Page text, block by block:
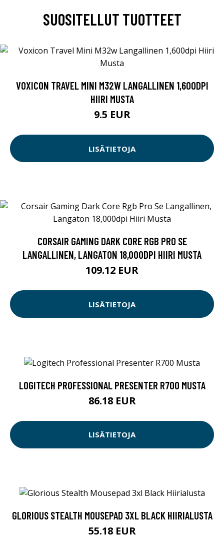
SUOSITELLUT TUOTTEET
VOXICON TRAVEL MINI M32W LANGALLINEN 1,600DPI
HIIRI MUSTA
9.5 EUR
LISÄTIETOJA
CORSAIR GAMING DARK CORE RGB PRO SE
LANGALLINEN, LANGATON 18,000DPI HIIRI MUSTA
109.12 EUR
LISÄTIETOJA
LOGITECH PROFESSIONAL PRESENTER R700 MUSTA
86.18 EUR
LISÄTIETOJA
GLORIOUS STEALTH MOUSEPAD 3XL BLACK HIIRIALUSTA
55.18 EUR